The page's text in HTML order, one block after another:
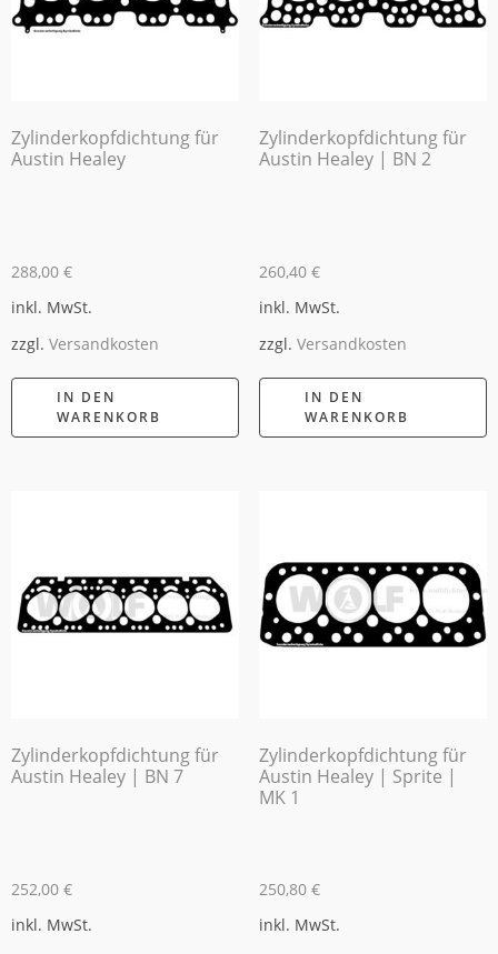
Zylinderkopfdichtung für
Austin Healey
288,00 €
inkl. MwSt.
zzgl. Versandkosten
IN DEN
WARENKORB
Zylinderkopfdichtung für
Austin Healey | BN 2
260,40 €
inkl. MwSt.
zzgl. Versandkosten
IN DEN
WARENKORB
Zylinderkopfdichtung für
Austin Healey | BN 7
252,00 €
inkl. MwSt.
Zylinderkopfdichtung für
Austin Healey | Sprite |
MK 1
250,80 €
inkl. MwSt.